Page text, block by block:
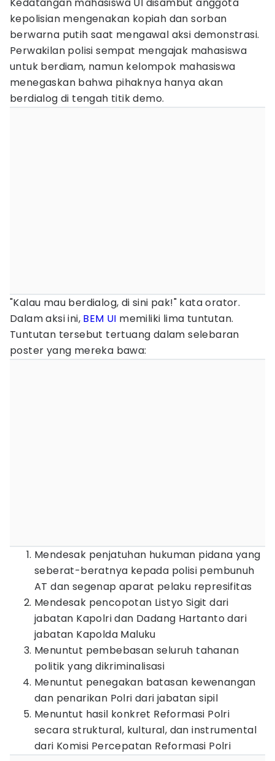
kepolisian mengenakan kopiah dan sorban
berwarna putih saat mengawal aksi demonstrasi.
Perwakilan polisi sempat mengajak mahasiswa
untuk berdiam, namun kelompok mahasiswa
menegaskan bahwa pihaknya hanya akan
berdialog di tengah titik demo.
"Kalau mau berdialog, di sini pak!" kata orator.
Dalam aksi ini, BEM UI memiliki lima tuntutan.
Tuntutan tersebut tertuang dalam selebaran
poster yang mereka bawa:
Mendesak penjatuhan hukuman pidana yang
seberat-beratnya kepada polisi pembunuh
AT dan segenap aparat pelaku represifitas
Mendesak pencopotan Listyo Sigit dari
jabatan Kapolri dan Dadang Hartanto dari
jabatan Kapolda Maluku
Menuntut pembebasan seluruh tahanan
politik yang dikriminalisasi
Menuntut penegakan batasan kewenangan
dan penarikan Polri dari jabatan sipil
Menuntut hasil konkret Reformasi Polri
secara struktural, kultural, dan instrumental
dari Komisi Percepatan Reformasi Polri